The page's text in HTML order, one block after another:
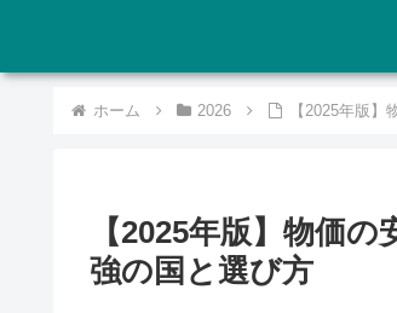
ホーム 2026 【2025年版
【2025年版】物価
強の国と選び方